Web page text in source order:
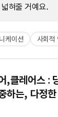
혀줄 거예요.
케이션 사회적
,클레어스 :
하는, 다정